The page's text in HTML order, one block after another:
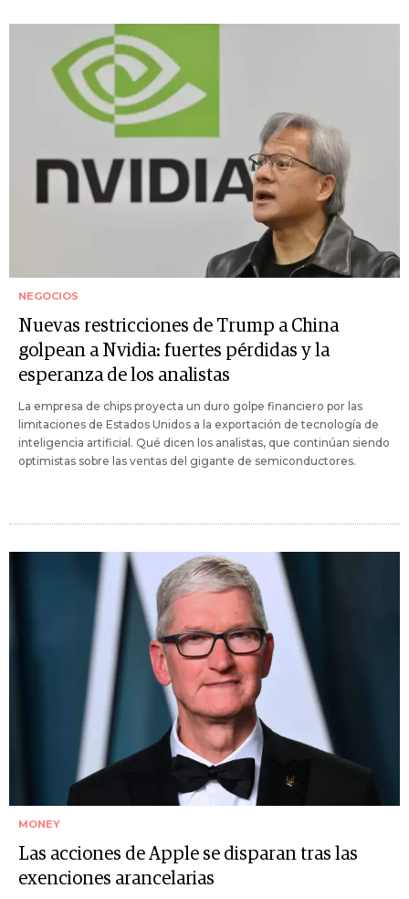
NEGOCIOS
Nuevas restricciones de Trump a China
golpean a Nvidia: fuertes pérdidas y la
esperanza de los analistas
La empresa de chips proyecta un duro golpe financiero por las
limitaciones de Estados Unidos a la exportación de tecnología de
inteligencia artificial. Qué dicen los analistas, que continúan siendo
optimistas sobre las ventas del gigante de semiconductores.
MONEY
Las acciones de Apple se disparan tras las
exenciones arancelarias